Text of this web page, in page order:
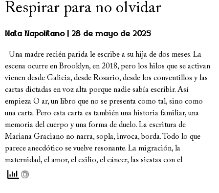
Respirar para no olvidar
Nata Napolitano 28 de mayo de 2025
Una madre recién parida le escribe a su hija de dos meses. La
escena ocurre en Brooklyn, en 2018, pero los hilos que se activan
vienen desde Galicia, desde Rosario, desde los conventillos y las
cartas dictadas en voz alta porque nadie sabía escribir. Así
empieza O ar, un libro que no se presenta como tal, sino como
una carta. Pero esta carta es también una historia familiar, una
memoria del cuerpo y una forma de duelo. La escritura de
Mariana Graciano no narra, sopla, invoca, borda. Todo lo que
parece anecdótico se vuelve resonante. La migración, la
maternidad, el amor, el exilio, el cáncer, las siestas con el